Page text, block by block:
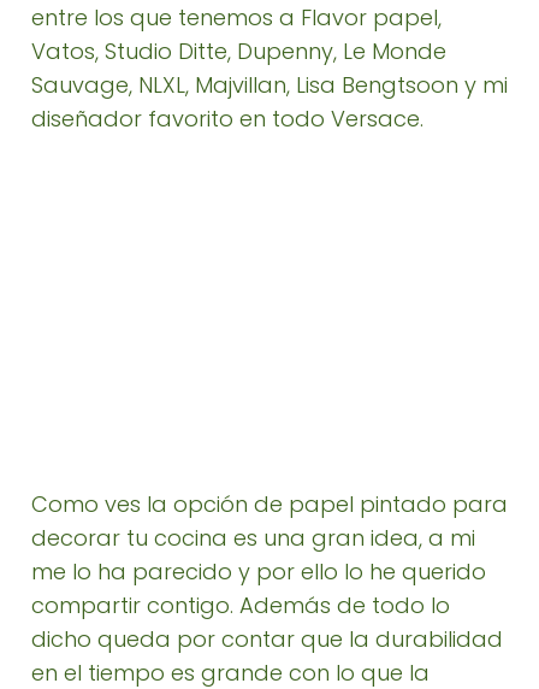
entre los que tenemos a Flavor papel,
Vatos, Studio Ditte, Dupenny, Le Monde
Sauvage, NLXL, Majvillan, Lisa Bengtsoon y mi
diseñador favorito en todo Versace.
Como ves la opción de papel pintado para
decorar tu cocina es una gran idea, a mi
me lo ha parecido y por ello lo he querido
compartir contigo. Además de todo lo
dicho queda por contar que la durabilidad
en el tiempo es grande con lo que la